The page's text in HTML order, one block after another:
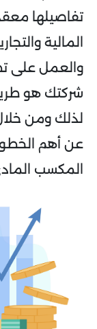
تفاصيلها
المالية
والعمل على
شركتك هو
لذلك ومن
عن أهم
المكسب